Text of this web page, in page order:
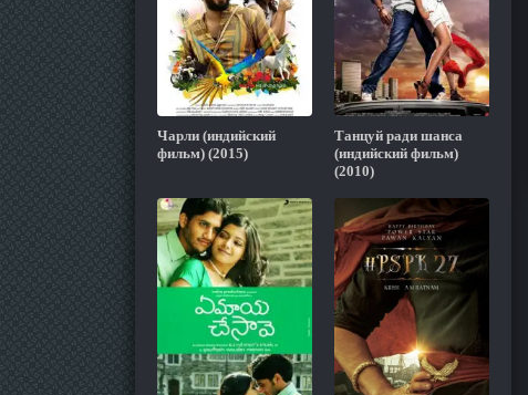
Чарли (индийский
фильм) (2015)
Танцуй ради шанса
(индийский фильм)
(2010)